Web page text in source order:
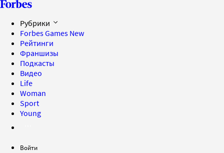
Рубрики
Forbes Games New
Рейтинги
Франшизы
Подкасты
Видео
Life
Woman
Sport
Young
Войти